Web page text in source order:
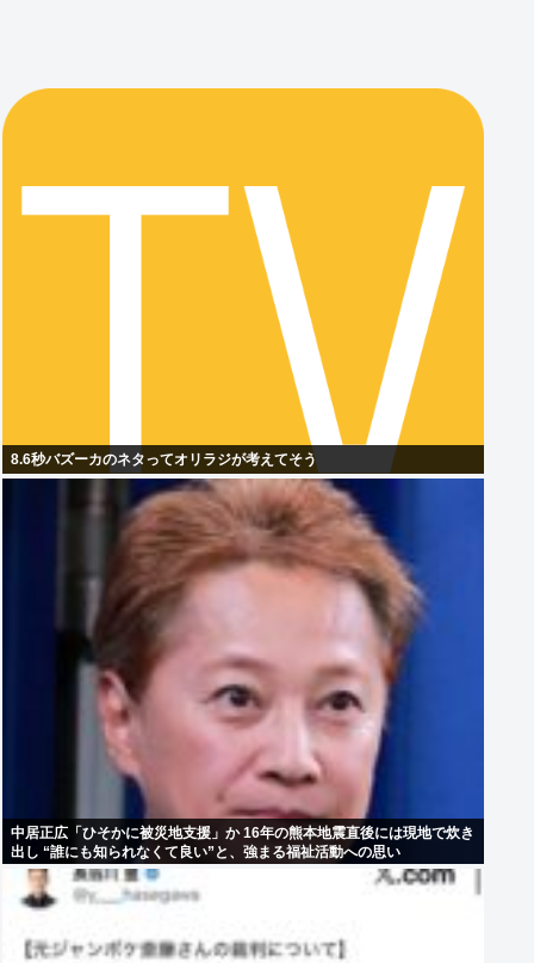
8.6秒バズーカのネタってオリラジが考えてそう
中居正広「ひそかに被災地支援」か 16年の熊本地震直後には現地で炊き
出し “誰にも知られなくて良い”と、強まる福祉活動への思い